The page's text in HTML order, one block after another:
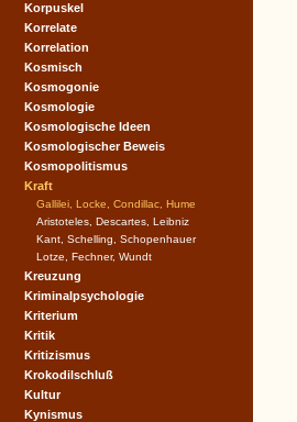
Korpuskel
Korrelate
Korrelation
Kosmisch
Kosmogonie
Kosmologie
Kosmologische Ideen
Kosmologischer Beweis
Kosmopolitismus
Kraft
Gallilei, Locke, Condillac, Hume
Aristoteles, Descartes, Leibniz
Kant, Schelling, Schopenhauer
Lotze, Fechner, Wundt
Kreuzung
Kriminalpsychologie
Kriterium
Kritik
Kritizismus
Krokodilschluß
Kultur
Kynismus